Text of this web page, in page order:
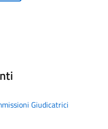
Giudicatrici